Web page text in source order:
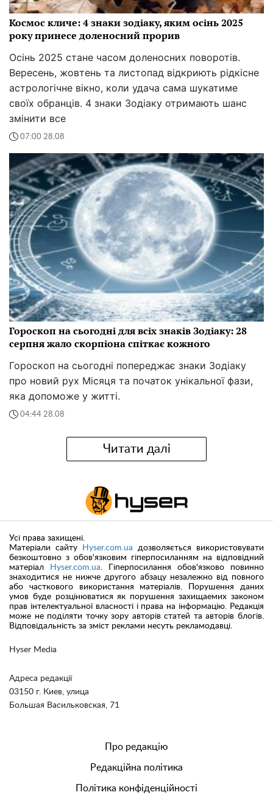
Космос кличе: 4 знаки зодіаку, яким осінь 2025
року принесе доленосний прорив
Осінь 2025 стане часом доленосних поворотів.
Вересень, жовтень та листопад відкриють рідкісне
астрологічне вікно, коли удача сама шукатиме
своїх обранців. 4 знаки Зодіаку отримають шанс
змінити все
07:00 28.08
Гороскоп на сьогодні для всіх знаків Зодіаку: 28
серпня жало скорпіона спіткає кожного
Гороскоп на сьогодні попереджає знаки Зодіаку
про новий рух Місяця та початок унікальної фази,
яка допоможе у житті.
04:44 28.08
Читати далі
Hyser Media
Адреса редакції
03150 г. Киев, улица
Большая Васильковская, 71
Усі права захищені.
Матеріали сайту
Hyser.com.ua дозволяється використовувати
безкоштовно з обов'язковим гіперпосиланням на відповідний
матеріал
Hyser.com.ua. Гіперпосилання обов'язково повинно
знаходитися не нижче другого абзацу незалежно від повного
або часткового використання матеріалів. Порушення даних
умов буде розцінюватися як порушення захищаемих законом
прав інтелектуальної власності і права на інформацію. Редакція
може не поділяти точку зору авторів статей та авторів блогів.
Відповідальність за зміст реклами несуть рекламодавці.
Про редакцію
Редакційна політика
Політика конфіденційності